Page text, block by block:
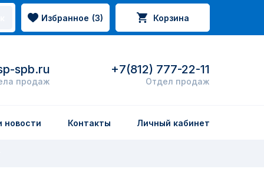
Избранное (3) Корзина
spb.ru
продаж
+7(812) 777-22-11
Отдел продаж
новости Контакты Личный кабинет